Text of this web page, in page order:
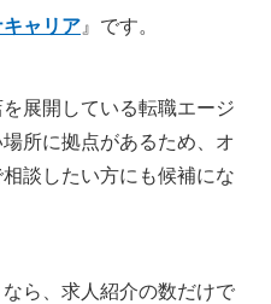
ャリア 』です。
展開している転職エージ
所に拠点があるため、オ
談したい方にも候補にな
ら、求人紹介の数だけで